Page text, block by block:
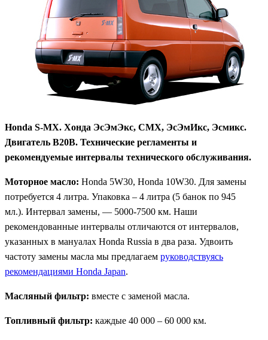
Honda S-MX. Хонда ЭсЭмЭкс, СМХ, ЭсЭмИкс, Эсмикс.
Двигатель B20B. Технические регламенты и
рекомендуемые интервалы технического обслуживания.
Моторное масло: Honda 5W30, Honda 10W30. Для замены
потребуется 4 литра. Упаковка – 4 литра (5 банок по 945
мл.). Интервал замены, — 5000-7500 км. Наши
рекомендованные интервалы отличаются от интервалов,
указанных в мануалах Honda Russia в два раза. Удвоить
частоту замены масла мы предлагаем руководствуясь
рекомендациями Honda Japan.
Масляный фильтр: вместе с заменой масла.
Топливный фильтр: каждые 40 000 – 60 000 км.